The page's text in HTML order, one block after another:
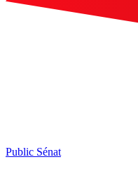
Public Sénat